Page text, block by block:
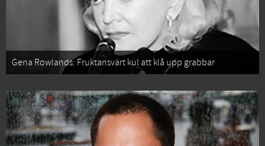
Gena Rowlands: Fruktansvärt kul att klå upp grabbar